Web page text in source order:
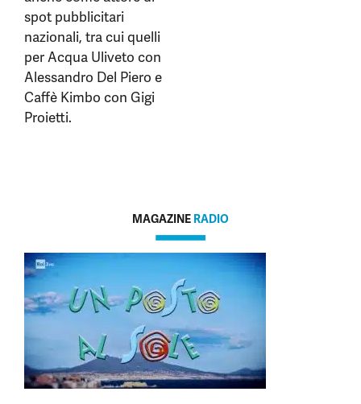
spot pubblicitari
nazionali, tra cui quelli
per Acqua Uliveto con
Alessandro Del Piero e
Caffè Kimbo con Gigi
Proietti.
MAGAZINE RADIO